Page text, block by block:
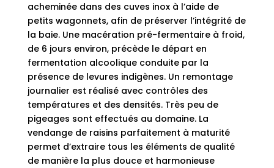
acheminée dans des cuves inox à l’aide de
petits wagonnets, afin de préserver l’intégrité de
la baie. Une macération pré-fermentaire à froid,
de 6 jours environ, précède le départ en
fermentation alcoolique conduite par la
présence de levures indigènes. Un remontage
journalier est réalisé avec contrôles des
températures et des densités. Très peu de
pigeages sont effectués au domaine. La
vendange de raisins parfaitement à maturité
permet d’extraire tous les éléments de qualité
de manière la plus douce et harmonieuse